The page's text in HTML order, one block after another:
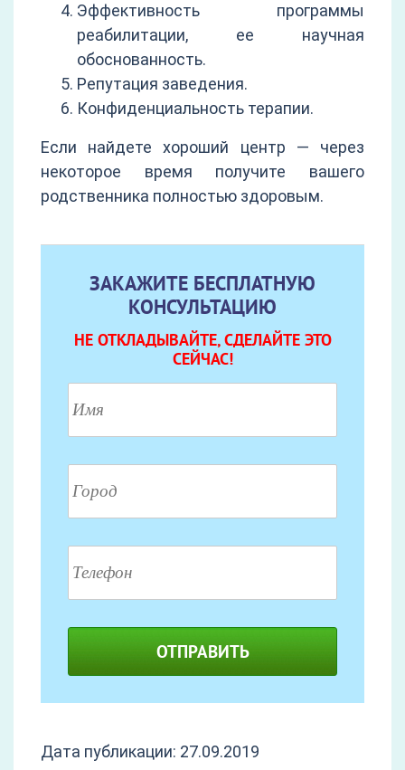
Эффективность программы
реабилитации, ее научная
обоснованность.
Репутация заведения.
Конфиденциальность терапии.
Если найдете хороший центр — через
некоторое время получите вашего
родственника полностью здоровым.
ЗАКАЖИТЕ БЕСПЛАТНУЮ
КОНСУЛЬТАЦИЮ
НЕ ОТКЛАДЫВАЙТЕ, СДЕЛАЙТЕ ЭТО
СЕЙЧАС!
ОТПРАВИТЬ
Дата публикации: 27.09.2019